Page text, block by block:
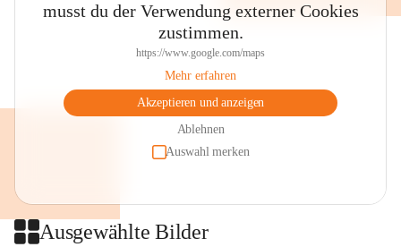
musst du der Verwendung externer Cookies
zustimmen.
https://www.google.com/maps
Mehr erfahren
Akzeptieren und anzeigen
Ablehnen
Auswahl merken
Ausgewählte Bilder